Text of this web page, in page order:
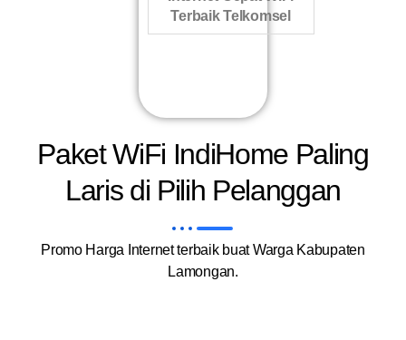
Terbaik Telkomsel
Paket WiFi IndiHome Paling
Laris di Pilih Pelanggan
Promo Harga Internet terbaik buat Warga Kabupaten
Lamongan.